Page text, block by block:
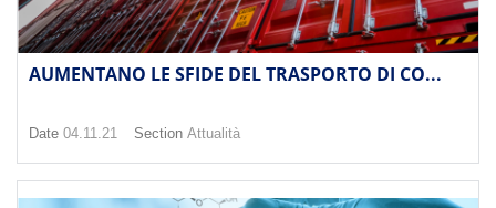
AUMENTANO LE SFIDE DEL TRASPORTO DI CO...
Date 04.11.21 Section Attualità